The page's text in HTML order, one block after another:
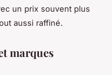
un prix souvent plus
aussi raffiné.
marques